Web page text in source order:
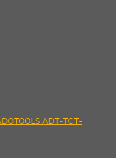
ADT-TCT-